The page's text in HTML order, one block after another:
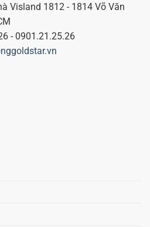
Visland 1812 - 1814 Võ Văn
- 0901.21.25.26